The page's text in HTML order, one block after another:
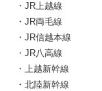
・JR上越線
・JR両毛線
・JR信越本線
・JR八高線
・上越新幹線
・北陸新幹線